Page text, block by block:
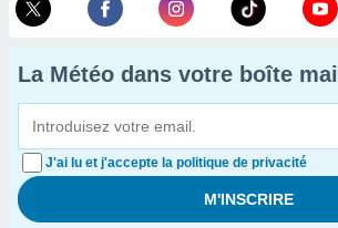
La Météo dans votre boîte mail
J'ai lu et j'accepte la politique de privacité